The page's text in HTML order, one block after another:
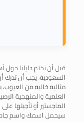
قبل أن نختم دليلنا
السعودية، يجب أن تدرك
مثالية خالية من
العلمية والمنهجية
الماجستير أو تأجيلها
سيحمل اسمك واسم